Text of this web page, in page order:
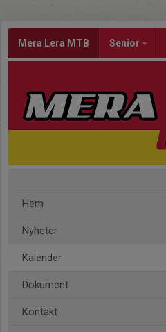
Mera Lera MTB Senior
Hem
Nyheter
Kalender
Dokument
Kontakt